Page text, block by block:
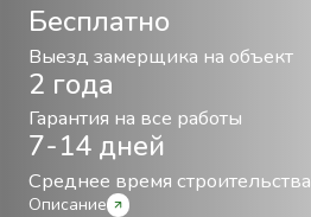
Бесплатно
Выезд замерщика на объект
2 года
Гарантия на все работы
7-14 дней
Среднее время строительства
Описание